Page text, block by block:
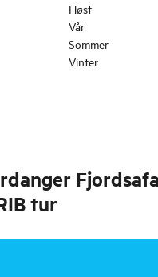
Høst
Vår
Sommer
Vinter
tur